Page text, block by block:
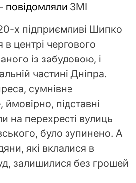
повідомляли ЗМІ
х підприємливі Шипко
центрі чергового
із забудовою, і
частині Дніпра.
сумнівне
ймовірно, підставні
на перехресті вулиць
було зупинено. А
які вклалися в
залишилися без грошей